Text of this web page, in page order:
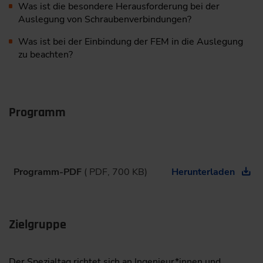
Was ist die besondere Herausforderung bei der
Auslegung von Schraubenverbindungen?
Was ist bei der Einbindung der FEM in die Auslegung
zu beachten?
Programm
Programm-PDF ( PDF, 700 KB) Herunterladen
Zielgruppe